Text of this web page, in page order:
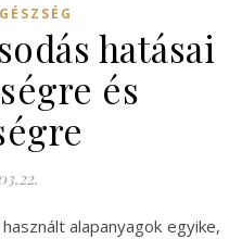
hatásai
és